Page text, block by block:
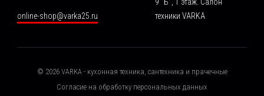
online-shop@varka25.ru
техники VARKA
© 2026VARKA - кухонная техника, сантехника и прачечные
Согласие на обработку персональных данных